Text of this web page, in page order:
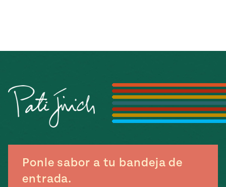
Ponle sabor a tu bandeja de
entrada.